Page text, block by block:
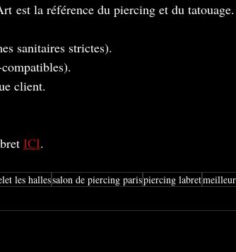
est la référence du piercing et du
sanitaires strictes).
client.
ICI.
les hallessalon de piercing parispiercing labret